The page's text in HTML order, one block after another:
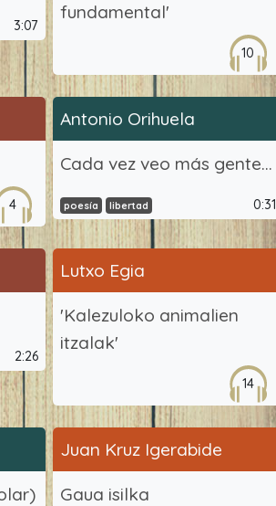
3:07
fundamental'
10
4
Antonio Orihuela
Cada vez veo más gente...
poesía libertad 0:31
2:26
Lutxo Egia
'Kalezuloko animalien
itzalak'
14
Juan Kruz Igerabide
Gaua isilka